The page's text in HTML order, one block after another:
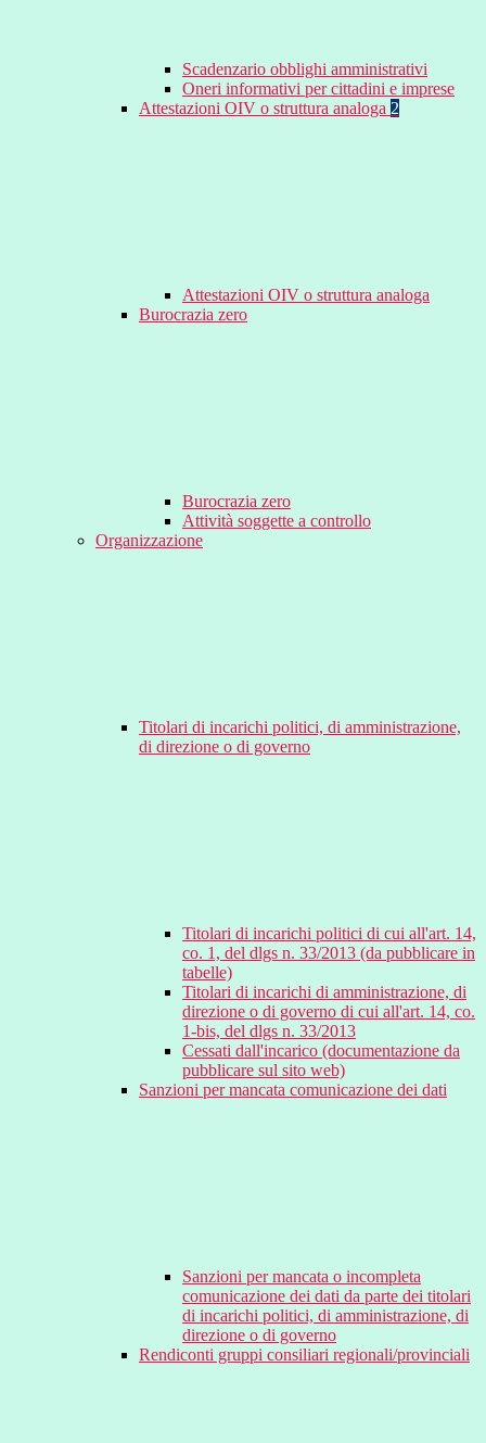
Scadenzario obblighi amministrativi
Oneri informativi per cittadini e imprese
Attestazioni OIV o struttura analoga 2
Attestazioni OIV o struttura analoga
Burocrazia zero
Burocrazia zero
Attività soggette a controllo
Organizzazione
Titolari di incarichi politici, di amministrazione,
di direzione o di governo
Titolari di incarichi politici di cui all'art. 14,
co. 1, del dlgs n. 33/2013 (da pubblicare in
tabelle)
Titolari di incarichi di amministrazione, di
direzione o di governo di cui all'art. 14, co.
1-bis, del dlgs n. 33/2013
Cessati dall'incarico (documentazione da
pubblicare sul sito web)
Sanzioni per mancata comunicazione dei dati
Sanzioni per mancata o incompleta
comunicazione dei dati da parte dei titolari
di incarichi politici, di amministrazione, di
direzione o di governo
Rendiconti gruppi consiliari regionali/provinciali